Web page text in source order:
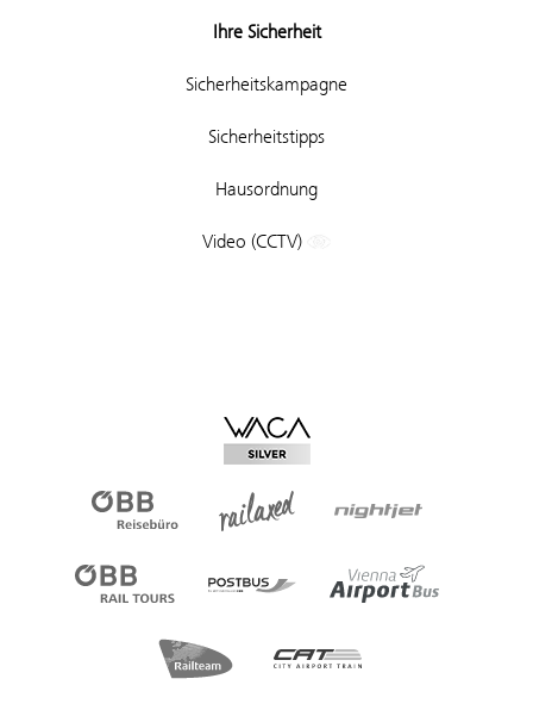
Ihre Sicherheit
Sicherheitskampagne
Sicherheitstipps
Hausordnung
Video (CCTV)